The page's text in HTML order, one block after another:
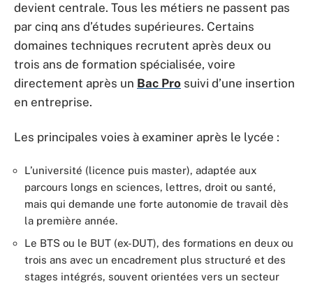
devient centrale. Tous les métiers ne passent pas
par cinq ans d’études supérieures. Certains
domaines techniques recrutent après deux ou
trois ans de formation spécialisée, voire
directement après un Bac Pro suivi d’une insertion
en entreprise.
Les principales voies à examiner après le lycée :
L’université (licence puis master), adaptée aux
parcours longs en sciences, lettres, droit ou santé,
mais qui demande une forte autonomie de travail dès
la première année.
Le BTS ou le BUT (ex-DUT), des formations en deux ou
trois ans avec un encadrement plus structuré et des
stages intégrés, souvent orientées vers un secteur